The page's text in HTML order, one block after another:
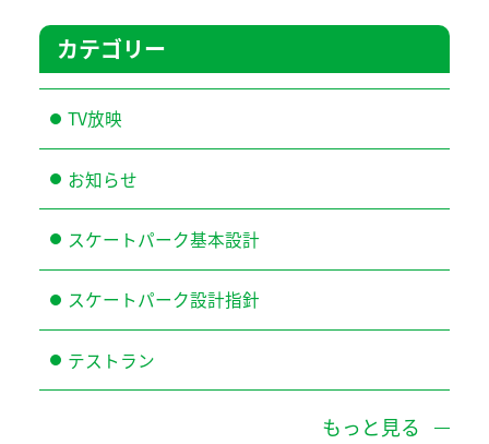
カテゴリー
TV放映
お知らせ
スケートパーク基本設計
スケートパーク設計指針
テストラン
もっと見る